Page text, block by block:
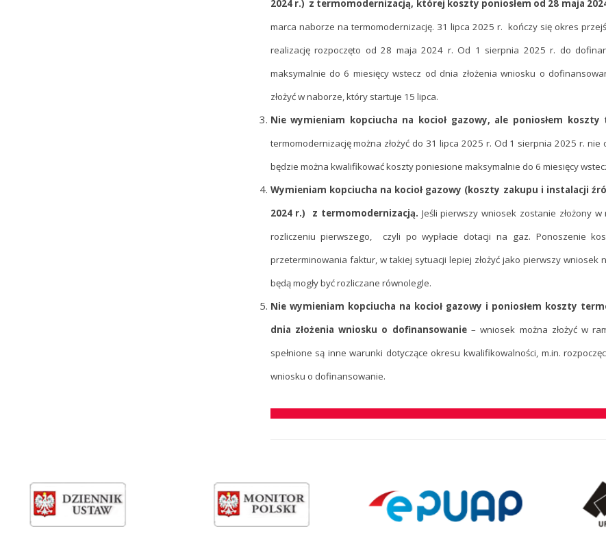
2024 r.) z termomodernizacją, której koszty poniosłem od 28 maja
marca naborze na termomodernizację. 31 lipca 2025 r. kończy się okres
realizację rozpoczęto od 28 maja 2024 r. Od 1 sierpnia 2025 r. do
maksymalnie do 6 miesięcy wstecz od dnia złożenia wniosku o
złożyć w naborze, który startuje 15 lipca.
Nie wymieniam kopciucha na kocioł gazowy, ale poniosłem
termomodernizację można złożyć do 31 lipca 2025 r. Od 1 sierpnia 2025 r.
będzie można kwalifikować koszty poniesione maksymalnie do 6 miesięcy
Wymieniam kopciucha na kocioł gazowy (koszty zakupu i instalacji
2024 r.) z termomodernizacją. Jeśli pierwszy wniosek zostanie złożony
rozliczeniu pierwszego, czyli po wypłacie dotacji na gaz. Ponoszenie
przeterminowania faktur, w takiej sytuacji lepiej złożyć jako pierwszy
będą mogły być rozliczane równolegle.
Nie wymieniam kopciucha na kocioł gazowy i poniosłem koszty
dnia złożenia wniosku o dofinansowanie– wniosek można złożyć w
spełnione są inne warunki dotyczące okresu kwalifikowalności, m.in.
wniosku o dofinansowanie.